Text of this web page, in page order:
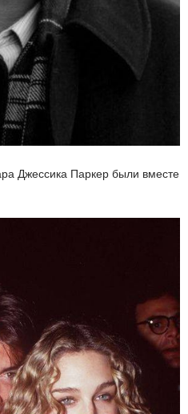
Джессика Паркер были вместе